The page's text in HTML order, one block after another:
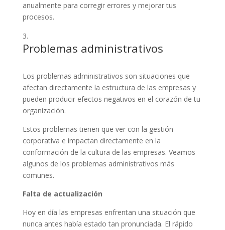
anualmente para corregir errores y mejorar tus
procesos.
Problemas administrativos
Los problemas administrativos son situaciones que
afectan directamente la estructura de las empresas y
pueden producir efectos negativos en el corazón de tu
organización.
Estos problemas tienen que ver con la gestión
corporativa e impactan directamente en la
conformación de la cultura de las empresas. Veamos
algunos de los problemas administrativos más
comunes.
Falta de actualización
Hoy en día las empresas enfrentan una situación que
nunca antes había estado tan pronunciada. El rápido